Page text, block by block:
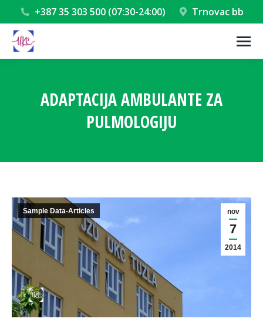
+387 35 303 500 (07:30-24:00) Trnovac bb
ADAPTACIJA AMBULANTE ZA
PULMOLOGIJU
nov
7
2014
Sample Data-Articles